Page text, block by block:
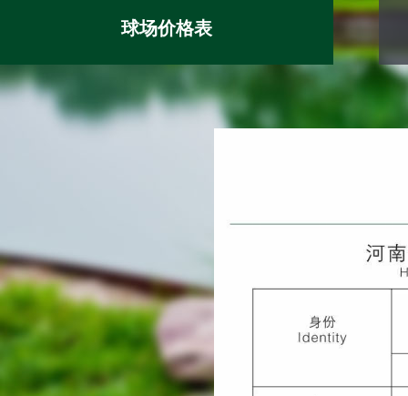
球场价格表